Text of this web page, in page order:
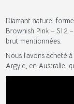
Diamant naturel
Brownish Pink – SI 2
brut mentionnées.
Nous l’avons acheté
Argyle, en Australie,